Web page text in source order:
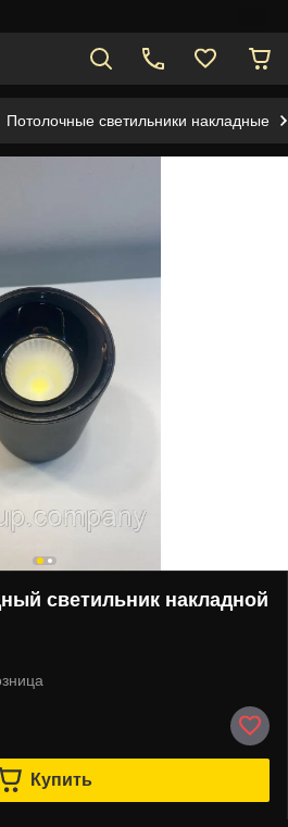
Потолочные светильники накладные
светильник накладной
Купить